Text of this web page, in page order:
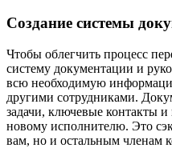
Создание системы
Чтобы облегчить процесс
систему документации и
всю необходимую
другими сотрудниками.
задачи, ключевые контакты и
новому исполнителю. Это
вам, но и остальным членам